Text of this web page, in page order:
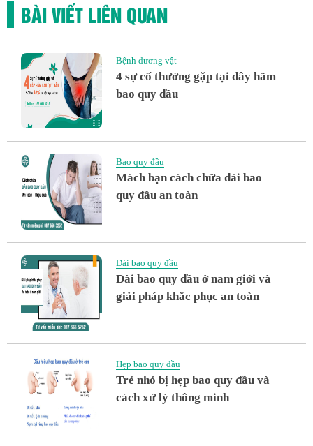
BÀI VIẾT LIÊN QUAN
Bệnh dương vật
4 sự cố thường gặp tại dây hãm
bao quy đầu
Bao quy đầu
Mách bạn cách chữa dài bao
quy đầu an toàn
Dài bao quy đầu
Dài bao quy đầu ở nam giới và
giải pháp khắc phục an toàn
Hẹp bao quy đầu
Trẻ nhỏ bị hẹp bao quy đầu và
cách xử lý thông minh